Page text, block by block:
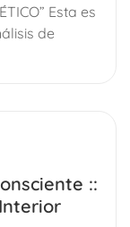
Esta es
de
::